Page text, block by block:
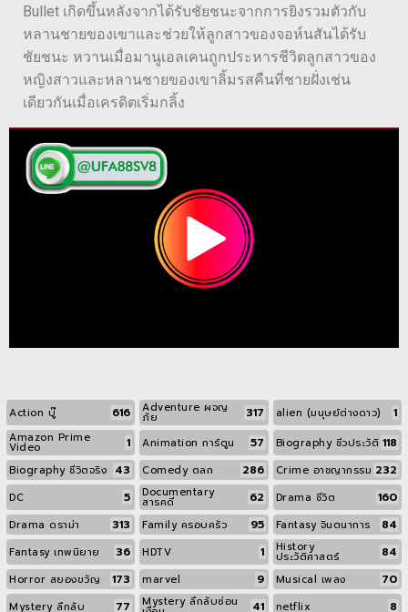
Bullet เกิดขึ้นหลังจากได้รับชัยชนะจากการยิงรวมตัวกับ
หลานชายของเขาและช่วยให้ลูกสาวของจอห์นสันได้รับ
ชัยชนะ หวานเมื่อมานูเอลเคนถูกประหารชีวิตลูกสาวของ
หญิงสาวและหลานชายของเขาลิ้มรสคืนที่ชายฝั่งเช่น
เดียวกันเมื่อเครดิตเริ่มกลิ้ง
Action บู๊ 616 Adventure ผจญ
ภัย 317 alien (มนุษย์ต่างดาว) 1
Amazon Prime
Video 1 Animation การ์ตูน 57 Biography ชีวประวัติ 118
Biography ชีวิตจริง 43 Comedy ตลก 286 Crime อาชญากรรม 232
DC 5 Documentary
สารคดี 62 Drama ชีวิต 160
Drama ดราม่า 313 Family ครอบครัว 95 Fantasy จินตนาการ 84
Fantasy เทพนิยาย 36 HDTV 1 History
ประวัติศาสตร์ 84
Horror สยองขวัญ 173 marvel 9 Musical เพลง 70
Mystery ลึกลับ 77 Mystery ลึกลับซ่อน 41 netflix 8